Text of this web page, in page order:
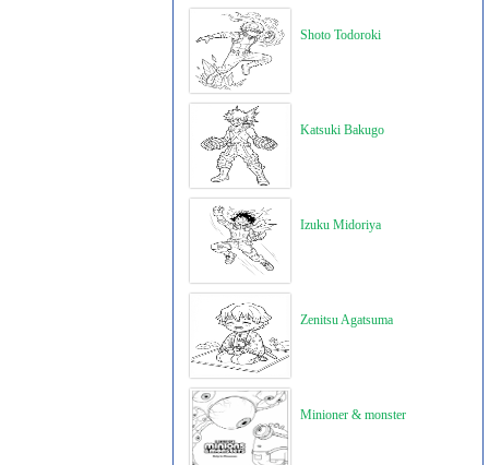
Shoto Todoroki
Katsuki Bakugo
Izuku Midoriya
Zenitsu Agatsuma
Minioner & monster